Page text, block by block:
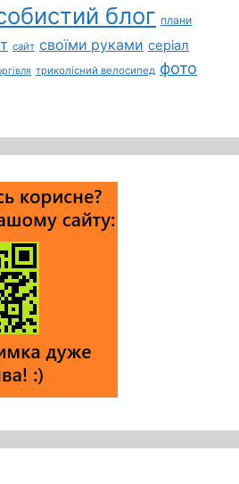
блог плани
сайт своїми руками серіал
триколісний велосипед фото